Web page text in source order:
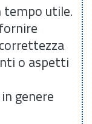
tempo utile.
o aspetti
genere